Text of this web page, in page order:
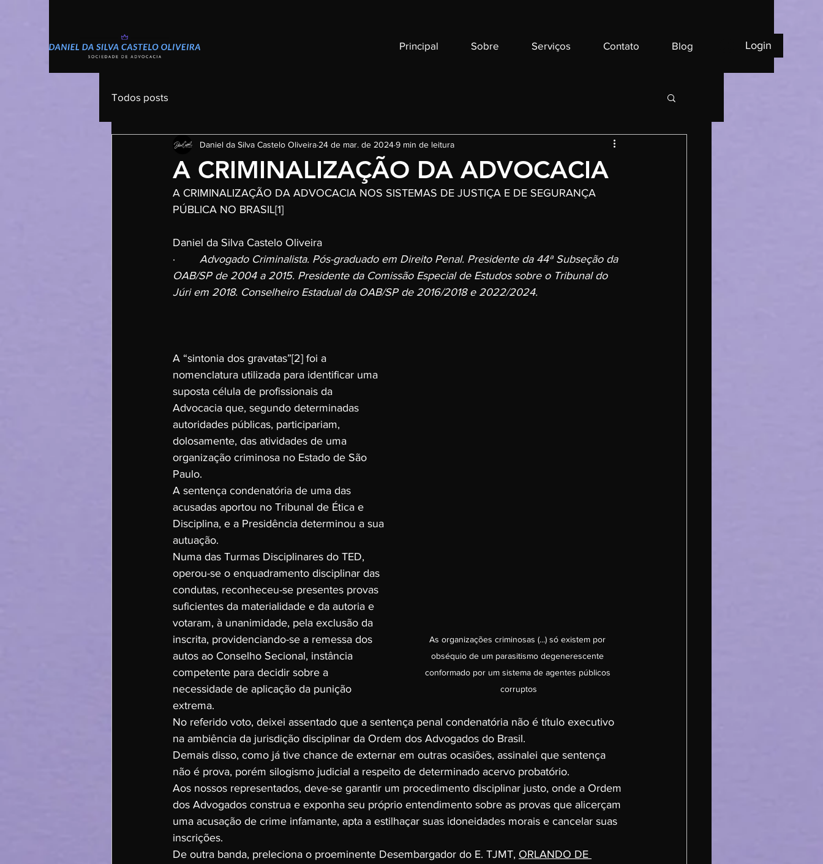
Principal Sobre Serviços Contato Blog Login
Todos posts
A CRIMINALIZAÇÃO DA ADVOCACIA
Daniel da Silva Castelo Oliveira 24 de mar. de 20249 min de leitura
A CRIMINALIZAÇÃO DA ADVOCACIA NOS SISTEMAS DE JUSTIÇA E DE SEGURANÇA
PÚBLICA NO BRASIL[1]
Daniel da Silva Castelo Oliveira
· Advogado Criminalista. Pós-graduado em Direito Penal. Presidente da 44ª Subseção da
OAB/SP de 2004 a 2015. Presidente da Comissão Especial de Estudos sobre o Tribunal do
Júri em 2018. Conselheiro Estadual da OAB/SP de 2016/2018 e 2022/2024.
As organizações criminosas (...) só existem por
obséquio de um parasitismo degenerescente
conformado por um sistema de agentes públicos
corruptos
A “sintonia dos gravatas”[2] foi a
nomenclatura utilizada para identificar uma
suposta célula de profissionais da
Advocacia que, segundo determinadas
autoridades públicas, participariam,
dolosamente, das atividades de uma
organização criminosa no Estado de São
Paulo.
A sentença condenatória de uma das
acusadas aportou no Tribunal de Ética e
Disciplina, e a Presidência determinou a sua
autuação.
Numa das Turmas Disciplinares do TED,
operou-se o enquadramento disciplinar das
condutas, reconheceu-se presentes provas
suficientes da materialidade e da autoria e
votaram, à unanimidade, pela exclusão da
inscrita, providenciando-se a remessa dos
autos ao Conselho Secional, instância
competente para decidir sobre a
necessidade de aplicação da punição
extrema.
No referido voto, deixei assentado que a sentença penal condenatória não é título executivo
na ambiência da jurisdição disciplinar da Ordem dos Advogados do Brasil.
Demais disso, como já tive chance de externar em outras ocasiões, assinalei que sentença
não é prova, porém silogismo judicial a respeito de determinado acervo probatório.
Aos nossos representados, deve-se garantir um procedimento disciplinar justo, onde a Ordem
dos Advogados construa e exponha seu próprio entendimento sobre as provas que alicerçam
uma acusação de crime infamante, apta a estilhaçar suas idoneidades morais e cancelar suas
inscrições.
De outra banda, preleciona o proeminente Desembargador do E. TJMT, ORLANDO DE